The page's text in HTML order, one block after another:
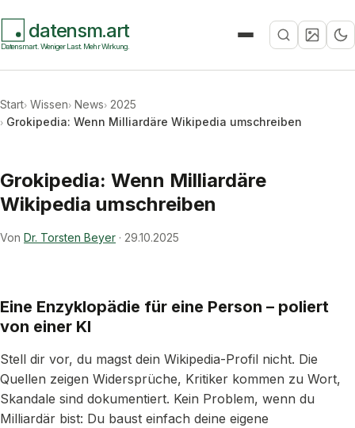
datensm.art
Datensmart. Weniger Last. Mehr Wirkung.
Suche
Start Wissen News 2025
Grokipedia: Wenn Milliardäre Wikipedia umschreiben
Grokipedia: Wenn Milliardäre
Wikipedia umschreiben
Von Dr. Torsten Beyer · 29.10.2025
Eine Enzyklopädie für eine Person – poliert
von einer KI
Stell dir vor, du magst dein Wikipedia-Profil nicht. Die
Quellen zeigen Widersprüche, Kritiker kommen zu Wort,
Skandale sind dokumentiert. Kein Problem, wenn du
Milliardär bist: Du baust einfach deine eigene